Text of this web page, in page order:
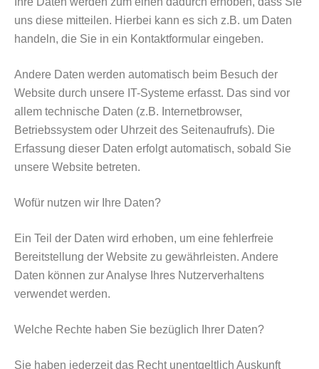
uns diese mitteilen. Hierbei kann es sich z.B. um Daten
handeln, die Sie in ein Kontaktformular eingeben.
Andere Daten werden automatisch beim Besuch der
Website durch unsere IT-Systeme erfasst. Das sind vor
allem technische Daten (z.B. Internetbrowser,
Betriebssystem oder Uhrzeit des Seitenaufrufs). Die
Erfassung dieser Daten erfolgt automatisch, sobald Sie
unsere Website betreten.
Wofür nutzen wir Ihre Daten?
Ein Teil der Daten wird erhoben, um eine fehlerfreie
Bereitstellung der Website zu gewährleisten. Andere
Daten können zur Analyse Ihres Nutzerverhaltens
verwendet werden.
Welche Rechte haben Sie bezüglich Ihrer Daten?
Sie haben jederzeit das Recht unentgeltlich Auskunft